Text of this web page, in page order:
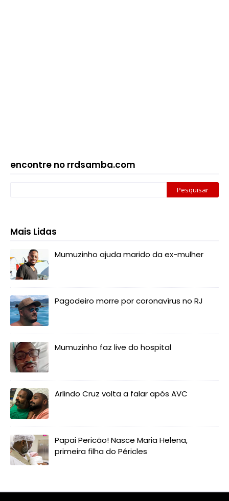
encontre no rrdsamba.com
Mais Lidas
Mumuzinho ajuda marido da ex-mulher
Pagodeiro morre por coronavírus no RJ
Mumuzinho faz live do hospital
Arlindo Cruz volta a falar após AVC
Papai Pericão! Nasce Maria Helena,
primeira filha do Péricles